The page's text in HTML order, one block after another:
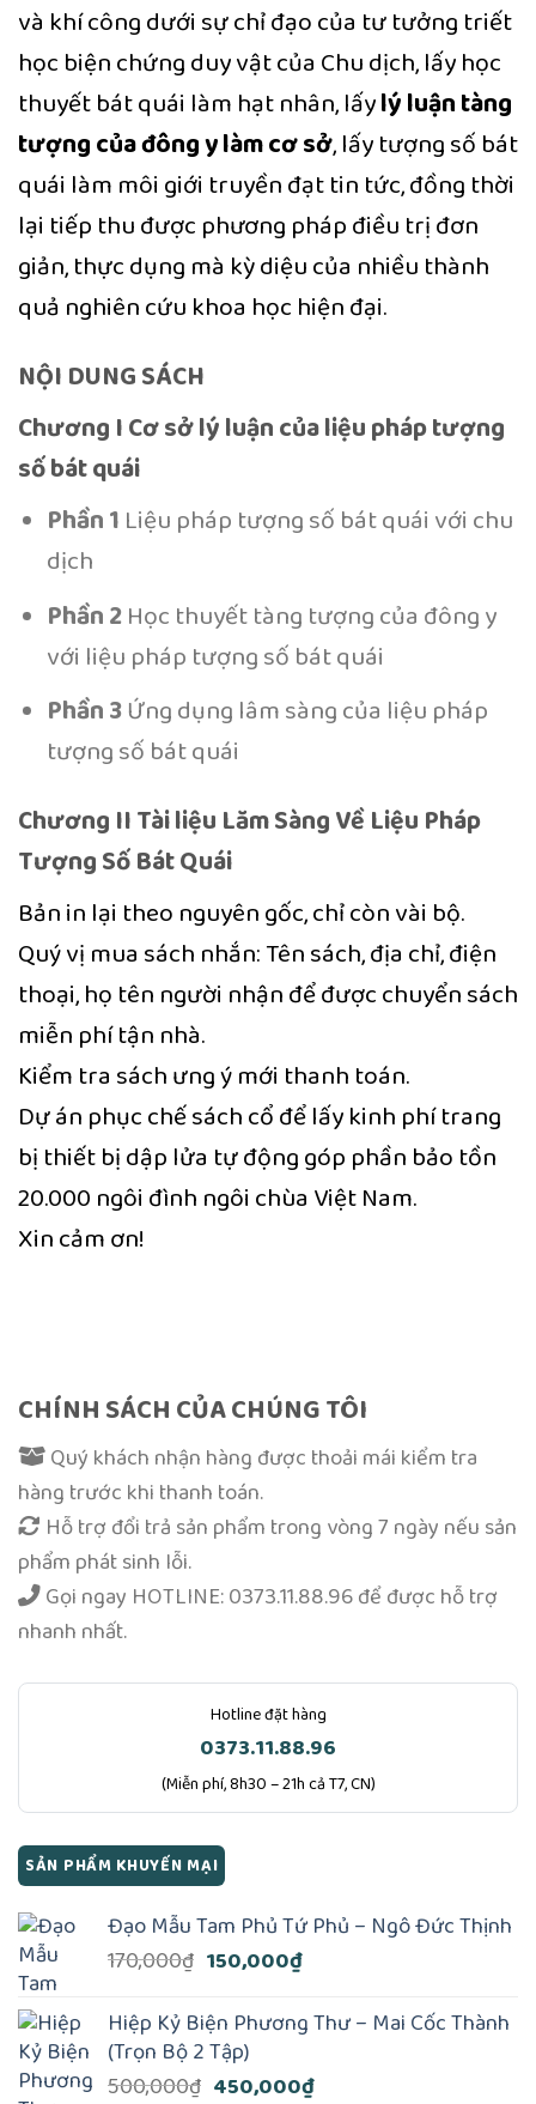
và khí công dưới sự chỉ đạo của tư tưởng triết
học biện chứng duy vật của Chu dịch, lấy học
thuyết bát quái làm hạt nhân, lấylý luận tàng
tượng của đông y làm cơ sở, lấy tượng số bát
quái làm môi giới truyền đạt tin tức, đồng thời
lại tiếp thu được phương pháp điều trị đơn
giản, thực dụng mà kỳ diệu của nhiều thành
quả nghiên cứu khoa học hiện đại.
NỘI DUNG SÁCH
Chương ICơ sở lý luận của liệu pháp tượng
số bát quái
Phần 1 Liệu pháp tượng số bát quái với chu
dịch
Phần 2Học thuyết tàng tượng của đông y
với liệu pháp tượng số bát quái
Phần 3Ứng dụng lâm sàng của liệu pháp
tượng số bát quái
Chương II Tài liệu Lăm Sàng Về Liệu Pháp
Tượng Số Bát Quái
Bản in lại theo nguyên gốc, chỉ còn vài bộ.
Quý vị mua sách nhắn: Tên sách, địa chỉ, điện
thoại, họ tên người nhận để được chuyển sách
miễn phí tận nhà.
Kiểm tra sách ưng ý mới thanh toán.
Dự án phục chế sách cổ để lấy kinh phí trang
bị thiết bị dập lửa tự động góp phần bảo tồn
20.000 ngôi đình ngôi chùa Việt Nam.
Xin cảm ơn!
CHÍNH SÁCH CỦA CHÚNG TÔI
Quý khách nhận hàng được thoải mái kiểm tra
hàng trước khi thanh toán.
Hỗ trợ đổi trả sản phẩm trong vòng 7 ngày nếu sản
phẩm phát sinh lỗi.
Gọi ngay HOTLINE: 0373.11.88.96để được hỗ trợ
nhanh nhất.
Hotline đặt hàng
0373.11.88.96
(Miễn phí, 8h30 – 21h cả T7, CN)
SẢN PHẨM KHUYẾN MẠI
Đạo Mẫu Tam Phủ Tứ Phủ – Ngô Đức Thịnh
170,000₫ Giá
là:
170,000₫.
150,000₫Giá
tại
là:
150,000₫.
Hiệp Kỷ Biện Phương Thư – Mai Cốc Thành
(Trọn Bộ 2 Tập)
500,000₫ Giá
450,000₫Giá